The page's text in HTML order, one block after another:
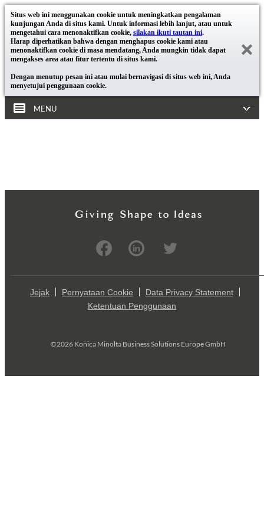
Situs web ini menggunakan cookie untuk meningkatkan pengalaman
kunjungan Anda di situs kami. Untuk informasi lebih lanjut, atau untuk
mengetahui cara menonaktifkan cookie, silakan ikuti tautan ini.
Harap diperhatikan bahwa dengan menghapus cookie kami atau
menonaktifkan cookie di masa mendatang, Anda mungkin tidak dapat
mengakses area atau fitur tertentu di situs kami.
Dengan menutup pesan ini atau mulai bernavigasi di situs web ini, Anda
menyetujui penggunaan cookie.
MENU
Jejak Pernyataan Cookie
Data Privacy Statement
Ketentuan Penggunaan
©2026 Konica Minolta Business Solutions Europe GmbH